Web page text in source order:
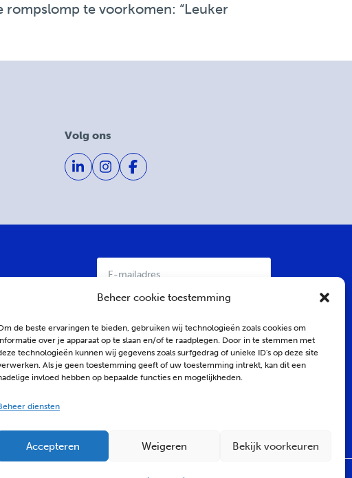
Beheer cookie toestemming
de beste ervaringen te bieden, gebruiken wij technologieën zoals cookies om
over je apparaat op te slaan en/of te raadplegen. Door in te stemmen met
technologieën kunnen wij gegevens zoals surfgedrag of unieke ID's op deze site
Als je geen toestemming geeft of uw toestemming intrekt, kan dit een
invloed hebben op bepaalde functies en mogelijkheden.
diensten
Accepteren Weigeren Bekijk voorkeuren
rompslomp te voorkomen: “Leuker
Volg ons
E-
mailadres*